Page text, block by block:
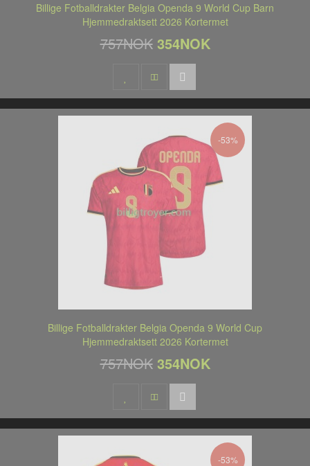
Billige Fotballdrakter Belgia Openda 9 World Cup Barn
Hjemmedraktsett 2026 Kortermet
757NOK 354NOK
-53%
Billige Fotballdrakter Belgia Openda 9 World Cup
Hjemmedraktsett 2026 Kortermet
757NOK 354NOK
-53%